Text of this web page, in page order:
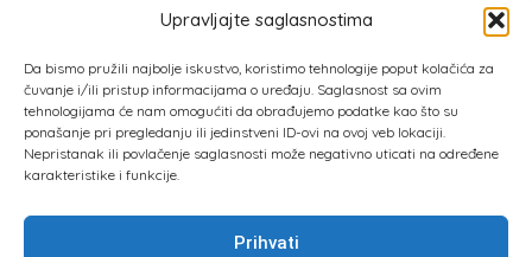
Upravljajte saglasnostima
Da bismo pružili najbolje iskustvo, koristimo tehnologije poput kolačića za
čuvanje i/ili pristup informacijama o uređaju. Saglasnost sa ovim
tehnologijama će nam omogućiti da obrađujemo podatke kao što su
ponašanje pri pregledanju ili jedinstveni ID-ovi na ovoj veb lokaciji.
Nepristanak ili povlačenje saglasnosti može negativno uticati na određene
karakteristike i funkcije.
Prihvati
Kategorija: Nekretnine